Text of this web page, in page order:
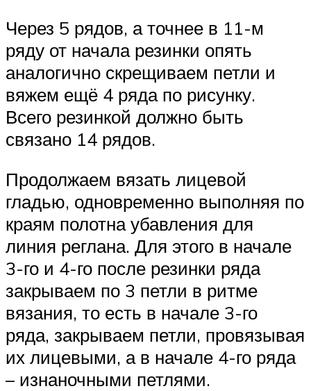
Через 5 рядов, а точнее в 11-м
ряду от начала резинки опять
аналогично скрещиваем петли и
вяжем ещё 4 ряда по рисунку.
Всего резинкой должно быть
связано 14 рядов.
Продолжаем вязать лицевой
гладью, одновременно выполняя по
краям полотна убавления для
линия реглана. Для этого в начале
3-го и 4-го после резинки ряда
закрываем по 3 петли в ритме
вязания, то есть в начале 3-го
ряда, закрываем петли, провязывая
их лицевыми, а в начале 4-го ряда
– изнаночными петлями.